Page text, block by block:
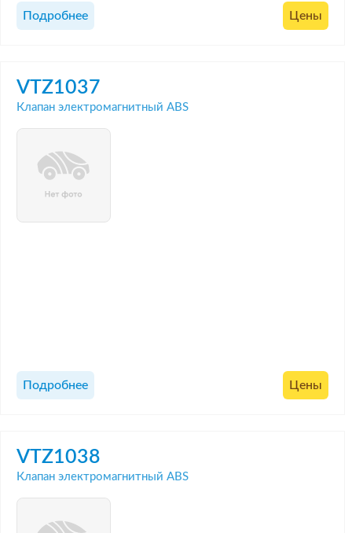
Подробнее Цены
VTZ1037
Клапан электромагнитный ABS
Подробнее Цены
VTZ1038
Клапан электромагнитный ABS